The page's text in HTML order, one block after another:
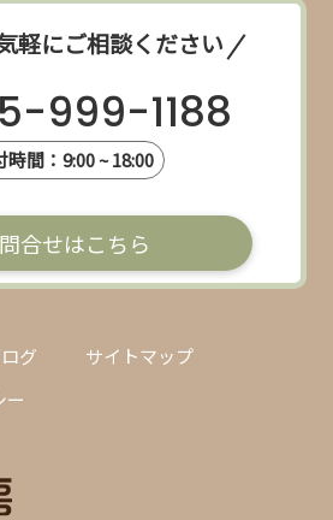
軽にご相談ください
999-1188
時間：9:00 ~ 18:00
合せはこちら
グ
サイトマップ
ー